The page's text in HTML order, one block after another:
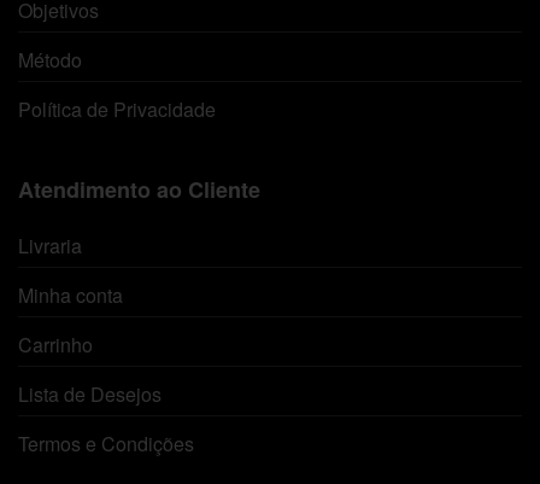
Objetivos
Método
Política de Privacidade
Atendimento ao Cliente
Livraria
Minha conta
Carrinho
Lista de Desejos
Termos e Condições